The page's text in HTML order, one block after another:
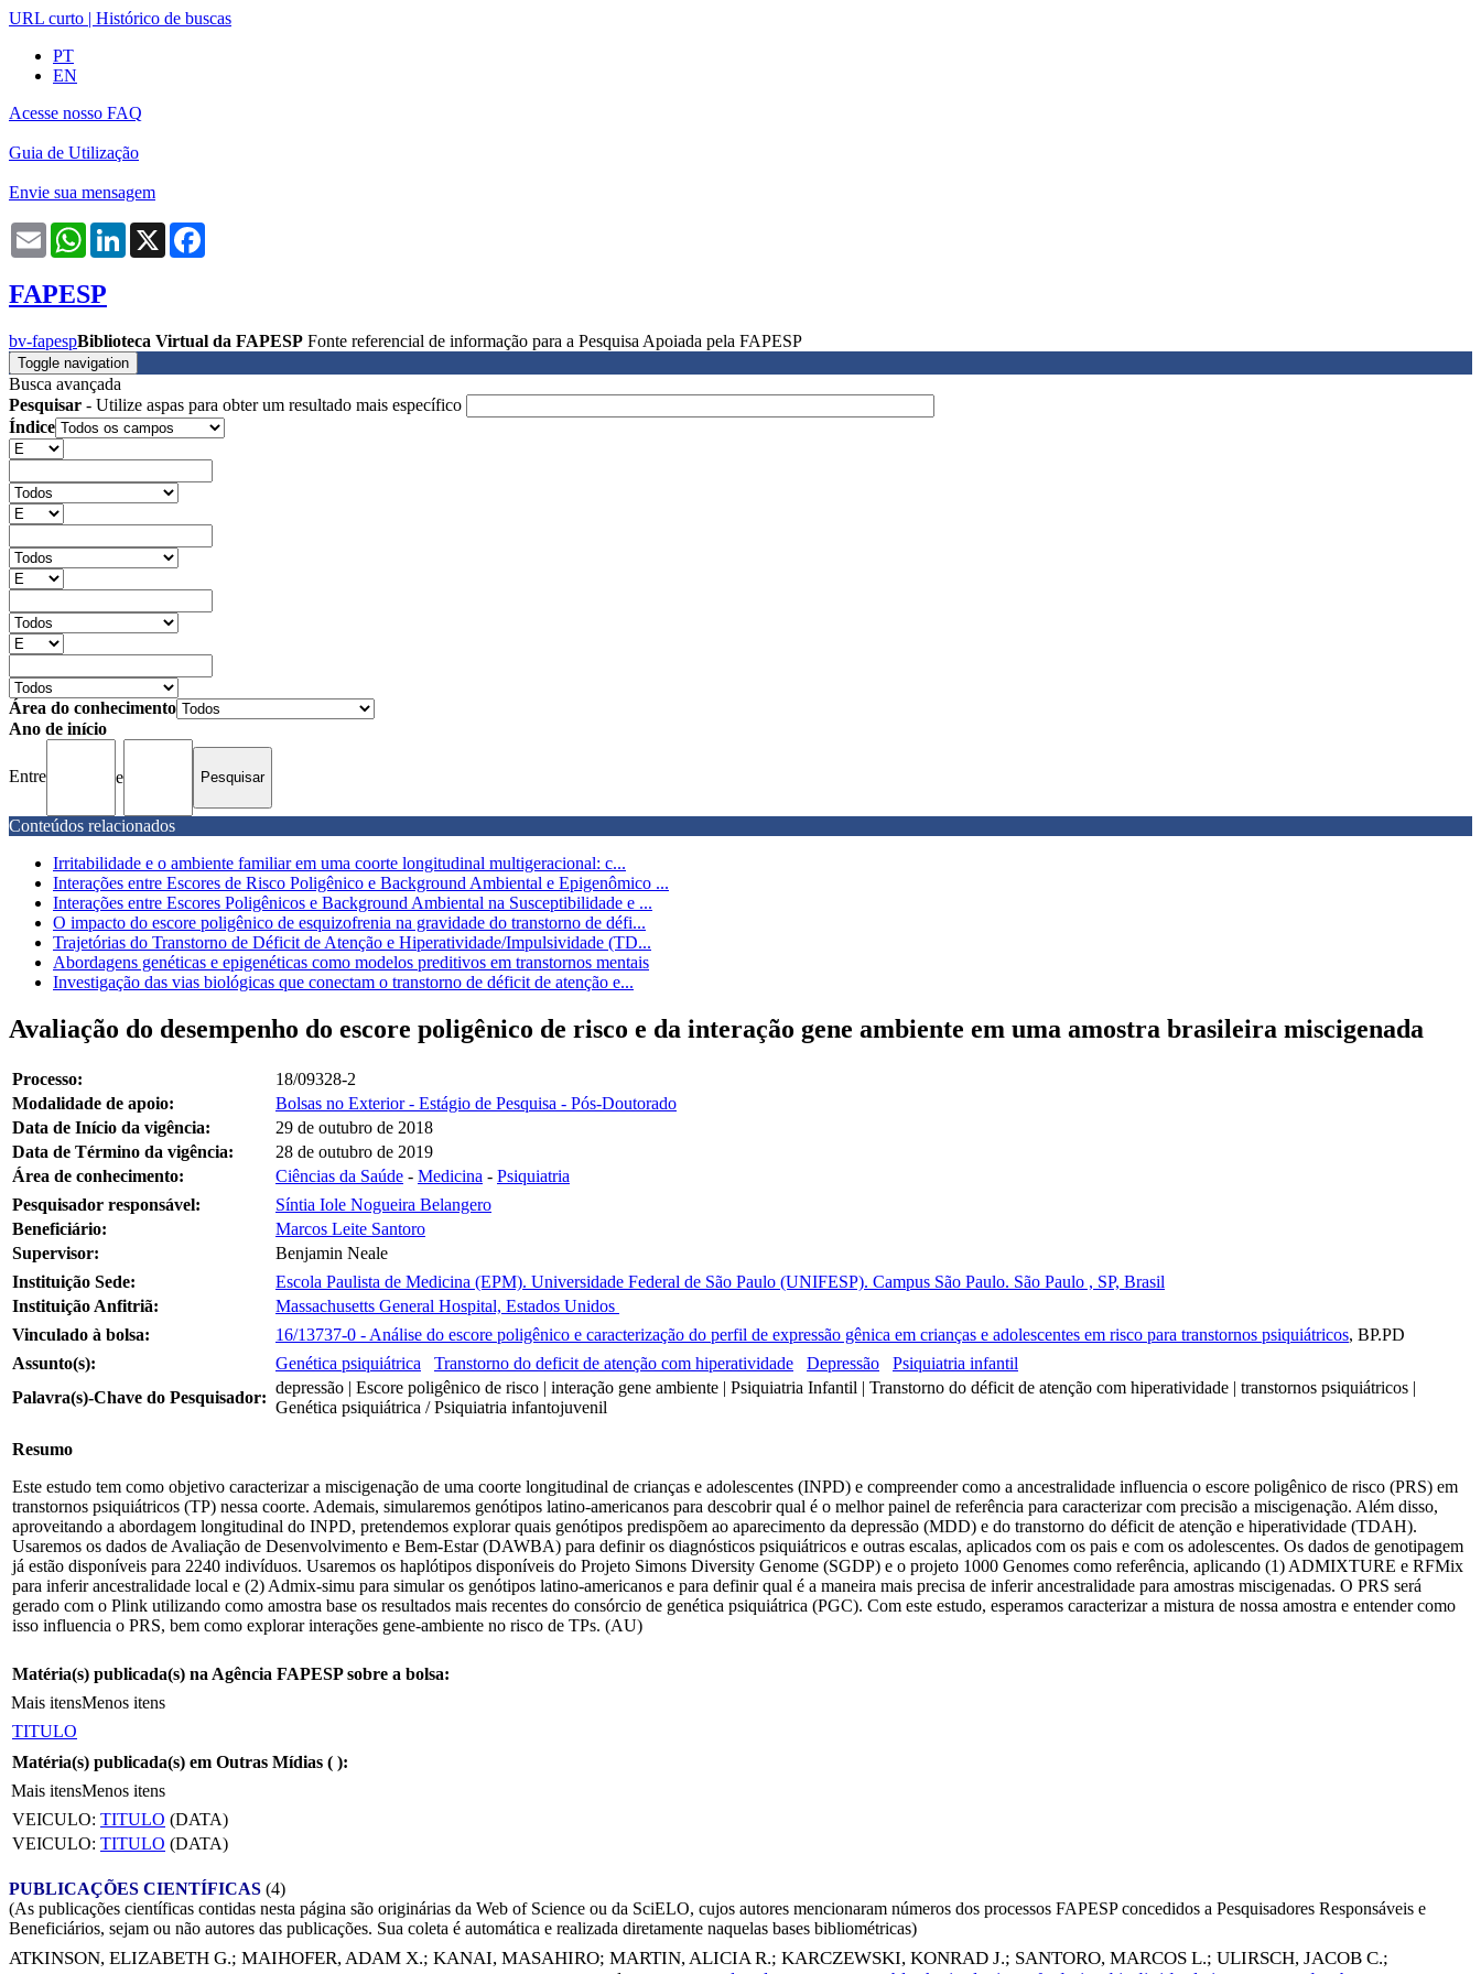
URL curto | Histórico de buscas
PT
EN
Acesse nosso FAQ
Guia de Utilização
Envie sua mensagem
Email WhatsAppLinkedIn
X
FAPESP
bv-fapespBiblioteca Virtual da FAPESP Fonte referencial de informação para a Pesquisa Apoiada pela FAPESP
Toggle navigation
Busca avançada
Pesquisar - Utilize aspas para obter um resultado mais específico
Índice
Área do conhecimento
Ano de início
Entre e
Conteúdos relacionados
Irritabilidade e o ambiente familiar em uma coorte longitudinal multigeracional: c...
Interações entre Escores de Risco Poligênico e Background Ambiental e Epigenômico ...
Interações entre Escores Poligênicos e Background Ambiental na Susceptibilidade e ...
O impacto do escore poligênico de esquizofrenia na gravidade do transtorno de défi...
Trajetórias do Transtorno de Déficit de Atenção e Hiperatividade/Impulsividade (TD...
Abordagens genéticas e epigenéticas como modelos preditivos em transtornos mentais
Investigação das vias biológicas que conectam o transtorno de déficit de atenção e...
Avaliação do desempenho do escore poligênico de risco e da interação gene ambiente em uma amostra brasileira miscigenada
Processo:
18/09328-2
Modalidade de apoio:
Bolsas no Exterior - Estágio de Pesquisa - Pós-Doutorado
Data de Início da vigência:
29 de outubro de 2018
Data de Término da vigência:
28 de outubro de 2019
Área de conhecimento:
Ciências da Saúde - Medicina - Psiquiatria
Pesquisador responsável:
Síntia Iole Nogueira Belangero
Beneficiário:
Marcos Leite Santoro
Supervisor:
Benjamin Neale
Instituição Sede:
Escola Paulista de Medicina (EPM). Universidade Federal de São Paulo (UNIFESP). Campus São Paulo. São Paulo , SP, Brasil
Instituição Anfitriã:
Massachusetts General Hospital, Estados Unidos
Vinculado à bolsa:
16/13737-0 - Análise do escore poligênico e caracterização do perfil de expressão gênica em crianças e adolescentes em risco para transtornos psiquiátricos, BP.PD
Assunto(s):
Genética psiquiátrica Transtorno do deficit de atenção com hiperatividade Depressão
Psiquiatria infantil
Palavra(s)-Chave do Pesquisador:
depressão | Escore poligênico de risco | interação gene ambiente | Psiquiatria Infantil | Transtorno do déficit de atenção com hiperatividade | transtornos psiquiátricos |
Genética psiquiátrica / Psiquiatria infantojuvenil
Resumo
Este estudo tem como objetivo caracterizar a miscigenação de uma coorte longitudinal de crianças e adolescentes (INPD) e compreender como a ancestralidade influencia o escore poligênico de risco (PRS) em
transtornos psiquiátricos (TP) nessa coorte. Ademais, simularemos genótipos latino-americanos para descobrir qual é o melhor painel de referência para caracterizar com precisão a miscigenação. Além disso,
aproveitando a abordagem longitudinal do INPD, pretendemos explorar quais genótipos predispõem ao aparecimento da depressão (MDD) e do transtorno do déficit de atenção e hiperatividade (TDAH).
Usaremos os dados de Avaliação de Desenvolvimento e Bem-Estar (DAWBA) para definir os diagnósticos psiquiátricos e outras escalas, aplicados com os pais e com os adolescentes. Os dados de genotipagem
já estão disponíveis para 2240 indivíduos. Usaremos os haplótipos disponíveis do Projeto Simons Diversity Genome (SGDP) e o projeto 1000 Genomes como referência, aplicando (1) ADMIXTURE e RFMix
para inferir ancestralidade local e (2) Admix-simu para simular os genótipos latino-americanos e para definir qual é a maneira mais precisa de inferir ancestralidade para amostras miscigenadas. O PRS será
gerado com o Plink utilizando como amostra base os resultados mais recentes do consórcio de genética psiquiátrica (PGC). Com este estudo, esperamos caracterizar a mistura de nossa amostra e entender como
isso influencia o PRS, bem como explorar interações gene-ambiente no risco de TPs. (AU)
Matéria(s) publicada(s) na Agência FAPESP sobre a bolsa:
Mais itensMenos itens
TITULO
Matéria(s) publicada(s) em Outras Mídias ( ):
Mais itensMenos itens
VEICULO: TITULO (DATA)
VEICULO: TITULO (DATA)
PUBLICAÇÕES CIENTÍFICAS (4)
(As publicações científicas contidas nesta página são originárias da Web of Science ou da SciELO, cujos autores mencionaram números dos processos FAPESP concedidos a Pesquisadores Responsáveis e
Beneficiários, sejam ou não autores das publicações. Sua coleta é automática e realizada diretamente naquelas bases bibliométricas)
ATKINSON, ELIZABETH G.; MAIHOFER, ADAM X.; KANAI, MASAHIRO; MARTIN, ALICIA R.; KARCZEWSKI, KONRAD J.; SANTORO, MARCOS L.; ULIRSCH, JACOB C.;